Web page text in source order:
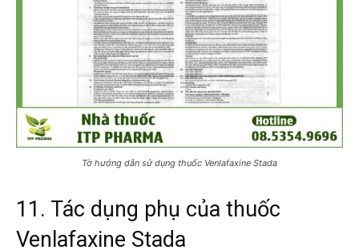
Tờ hướng dẫn sử dụng thuốc Venlafaxine Stada
11. Tác dụng phụ của thuốc
Venlafaxine Stada